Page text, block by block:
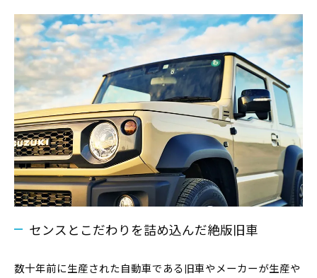
センスとこだわりを詰め込んだ絶版旧車
数十年前に生産された自動車である旧車やメーカーが生産や